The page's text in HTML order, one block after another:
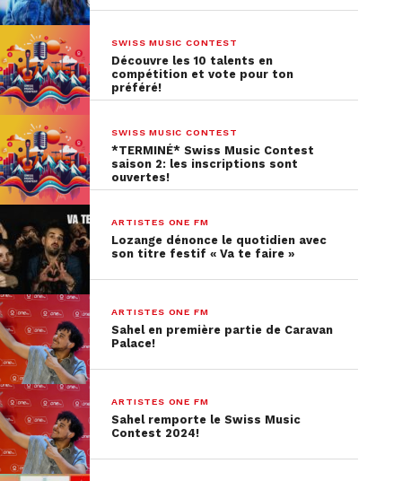
SWISS MUSIC CONTEST
Découvre les 10 talents en
compétition et vote pour ton
préféré!
SWISS MUSIC CONTEST
*TERMINÉ* Swiss Music Contest
saison 2: les inscriptions sont
ouvertes!
ARTISTES ONE FM
Lozange dénonce le quotidien avec
son titre festif « Va te faire »
ARTISTES ONE FM
Sahel en première partie de Caravan
Palace!
ARTISTES ONE FM
Sahel remporte le Swiss Music
Contest 2024!